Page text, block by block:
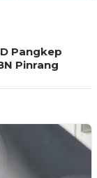
Pangkep
Pinrang